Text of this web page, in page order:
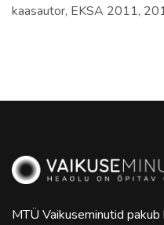
kaasautor, EKSA 2011,
MTÜ Vaikuseminutid